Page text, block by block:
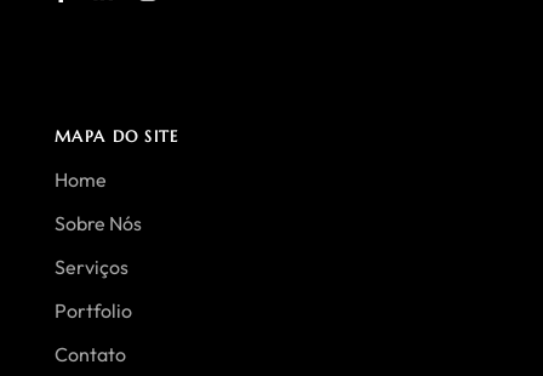
MAPA DO SITE
Home
Sobre Nós
Serviços
Portfolio
Contato